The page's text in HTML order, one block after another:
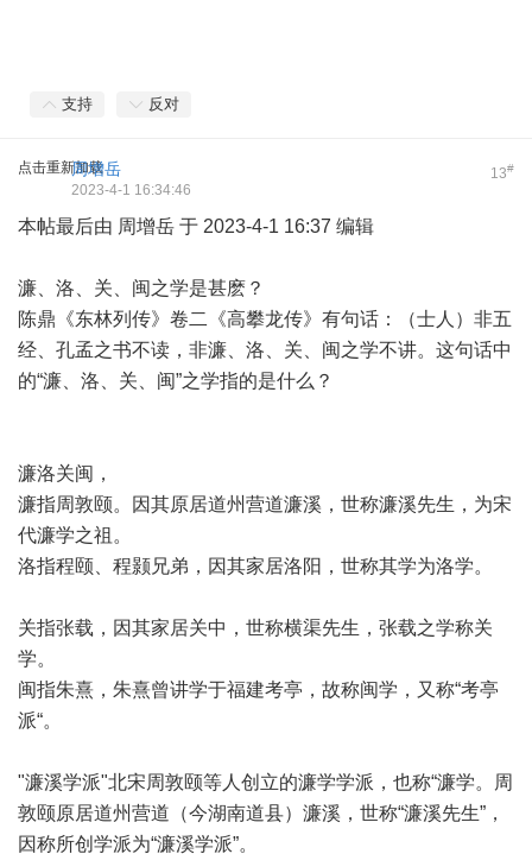
支持 反对
点击重新加载 13#
周增岳
2023-4-1 16:34:46
本帖最后由 周增岳 于 2023-4-1 16:37 编辑
濂、洛、关、闽之学是甚麽？
陈鼎《东林列传》卷二《高攀龙传》有句话：（士人）非五
经、孔孟之书不读，非濂、洛、关、闽之学不讲。这句话中
的“濂、洛、关、闽”之学指的是什么？
濂洛关闽，
濂指周敦颐。因其原居道州营道濂溪，世称濂溪先生，为宋
代濂学之祖。
洛指程颐、程颢兄弟，因其家居洛阳，世称其学为洛学。
关指张载，因其家居关中，世称横渠先生，张载之学称关
学。
闽指朱熹，朱熹曾讲学于福建考亭，故称闽学，又称“考亭
派“。
"濂溪学派"北宋周敦颐等人创立的濂学学派，也称“濂学。周
敦颐原居道州营道（今湖南道县）濂溪，世称“濂溪先生”，
因称所创学派为“濂溪学派”。